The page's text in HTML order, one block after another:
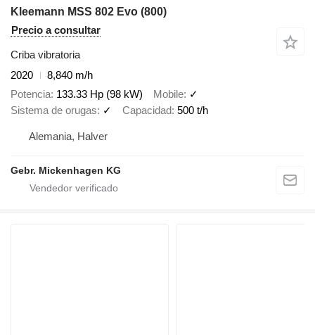
Kleemann MSS 802 Evo (800)
Precio a consultar
Criba vibratoria
2020
8,840 m/h
Potencia 133.33 Hp (98 kW) Mobile ✓
Sistema de orugas
✓ Capacidad 500 t/h
Alemania, Halver
Gebr. Mickenhagen KG